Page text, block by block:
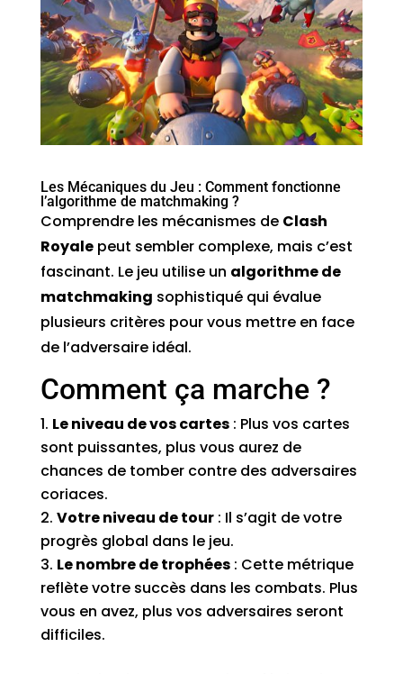
Les Mécaniques du Jeu : Comment fonctionne
l’algorithme de matchmaking ?
Comprendre les mécanismes de Clash
Royalepeut sembler complexe, mais c’est
fascinant. Le jeu utilise un algorithme de
matchmaking sophistiqué qui évalue
plusieurs critères pour vous mettre en face
de l’adversaire idéal.
Comment ça marche ?
Le niveau de vos cartes: Plus vos cartes
sont puissantes, plus vous aurez de
chances de tomber contre des adversaires
coriaces.
Votre niveau de tour: Il s’agit de votre
progrès global dans le jeu.
Le nombre de trophées: Cette métrique
reflète votre succès dans les combats. Plus
vous en avez, plus vos adversaires seront
difficiles.